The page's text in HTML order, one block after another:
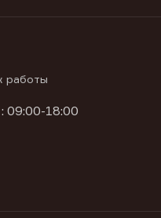
работы
09:00-18:00